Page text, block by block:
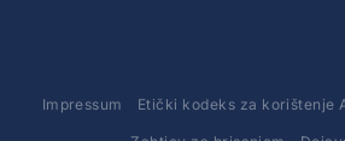
Impressum Etički kodeks za korištenje